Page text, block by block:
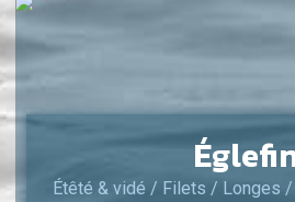
Étêté & vidé / Filets / Longes